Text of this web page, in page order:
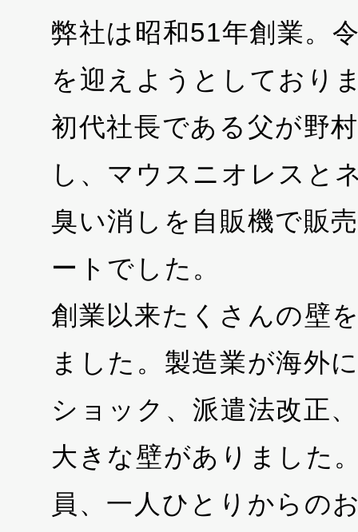
弊社は昭和51年創業。
を迎えようとしており
初代社長である父が野
し、マウスニオレスと
臭い消しを自販機で販
ートでした。
創業以来たくさんの壁
ました。製造業が海外
ショック、派遣法改正
大きな壁がありました
員、一人ひとりからの